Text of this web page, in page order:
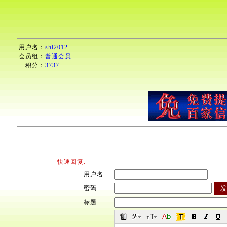
用户名： shl2012
会员组： 普通会员
积分： 3737
快速回复:
用户名
密码
标题